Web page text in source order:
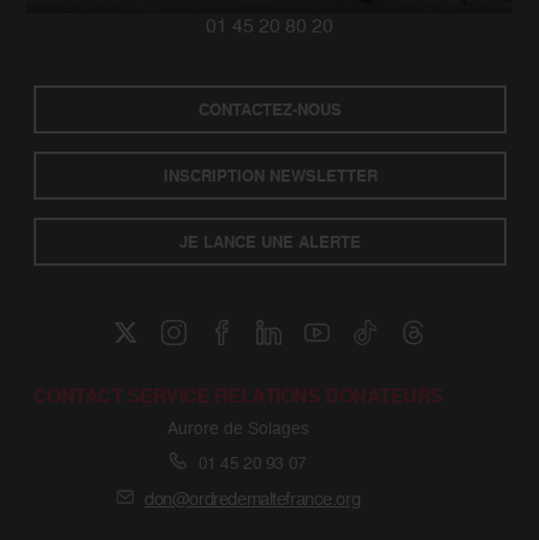
01 45 20 80 20
CONTACTEZ-NOUS
INSCRIPTION NEWSLETTER
JE LANCE UNE ALERTE
CONTACT SERVICE RELATIONS DONATEURS
Aurore de Solages
01 45 20 93 07
don@ordredemaltefrance.org